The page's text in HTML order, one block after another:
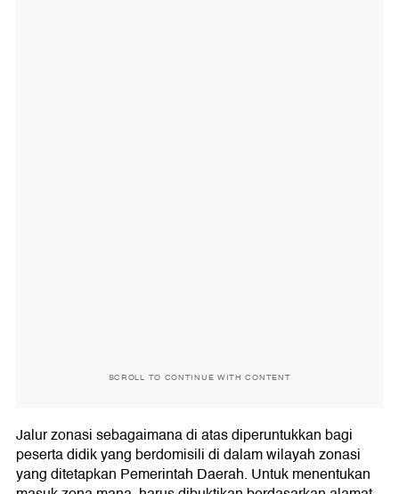
SCROLL TO CONTINUE WITH CONTENT
Jalur zonasi sebagaimana di atas diperuntukkan bagi
peserta didik yang berdomisili di dalam wilayah zonasi
yang ditetapkan Pemerintah Daerah. Untuk menentukan